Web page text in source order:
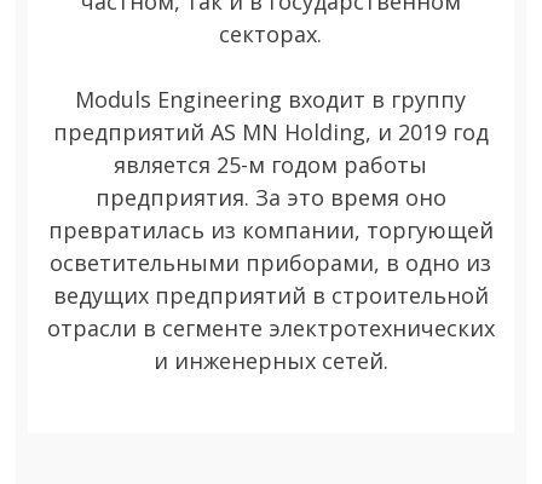
секторах.
Moduls Engineering входит в группу
предприятий AS MN Holding, и 2019 год
является 25-м годом работы
предприятия. За это время оно
превратилась из компании, торгующей
осветительными приборами, в одно из
ведущих предприятий в строительной
отрасли в сегменте электротехнических
и инженерных сетей.